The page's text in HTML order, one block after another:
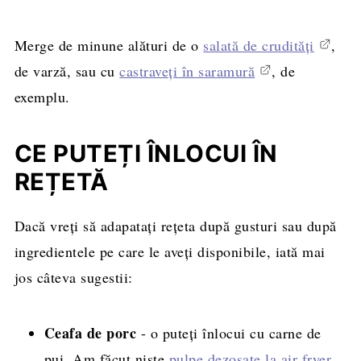
Merge de minune alături de o salată de crudități
,
de varză, sau cucastraveți în saramură
, de
exemplu.
CE PUTEȚI ÎNLOCUI ÎN
REȚETĂ
Dacă vreți să adapatați rețeta după gusturi sau după
ingredientele pe care le aveți disponibile, iată mai
jos câteva sugestii:
Ceafa de porc - o puteți înlocui cu carne de